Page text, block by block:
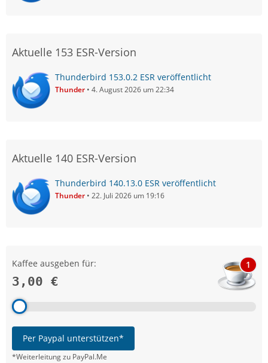
Aktuelle 153 ESR-Version
Thunderbird 153.0.2 ESR veröffentlicht
Thunder 4. August 2026 um 22:34
Aktuelle 140 ESR-Version
Thunderbird 140.13.0 ESR veröffentlicht
Thunder 22. Juli 2026 um 19:16
Kaffee ausgeben für:
3,00 €
1
Per Paypal unterstützen*
*Weiterleitung zu PayPal.Me